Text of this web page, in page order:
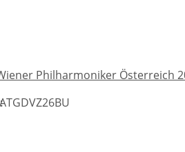
Philharmoniker Österreich
ATGDVZ26BU